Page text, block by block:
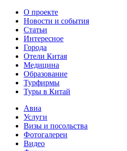
О проекте
Новости и события
Статьи
Интересное
Города
Отели Китая
Медицина
Образование
Турфирмы
Туры в Китай
Авиа
Услуги
Визы и посольства
Фотогалереи
Видео